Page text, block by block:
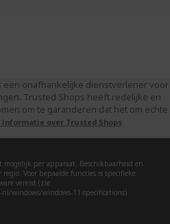
een onafhankelijke dienstverlener voor
Trusted Shops heeft redelijke en
om te garanderen dat het om echte
informatie over Trusted Shops
per apparaat. Beschikbaarheid en
Voor bepaalde functies is specifieke
vereist (zie
windows/windows-11-specifications).